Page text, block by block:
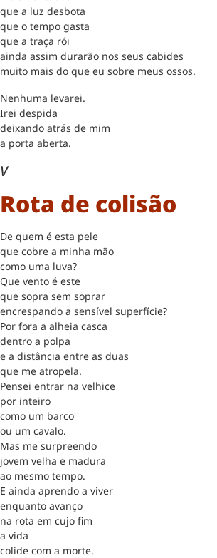
que a luz desbota
que o tempo gasta
que a traça rói
ainda assim durarão nos seus cabides
muito mais do que eu sobre meus ossos.
Nenhuma levarei.
Irei despida
deixando atrás de mim
a porta aberta.
V
Rota de colisão
De quem é esta pele
que cobre a minha mão
como uma luva?
Que vento é este
que sopra sem soprar
encrespando a sensível superfície?
Por fora a alheia casca
dentro a polpa
e a distância entre as duas
que me atropela.
Pensei entrar na velhice
por inteiro
como um barco
ou um cavalo.
Mas me surpreendo
jovem velha e madura
ao mesmo tempo.
E ainda aprendo a viver
enquanto avanço
na rota em cujo fim
a vida
colide com a morte.